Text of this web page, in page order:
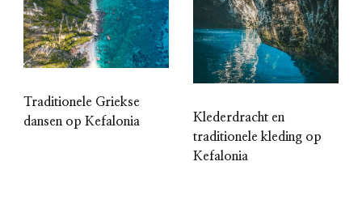
Traditionele Griekse
dansen op Kefalonia
Klederdracht en
traditionele kleding op
Kefalonia